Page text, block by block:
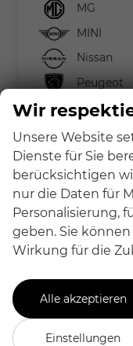
MG
MINI
Nissan
Peugeot
Renault
Seat
Skoda
Kamiq
Karoq
Suzuki
Toyota
Volvo
Wir
Unsere Website
Dienste für Sie
berücksichtigen
nur die Daten für
Personalisierung,
geben. Sie
Wirkung für die
Alle akzeptieren
Einstellungen